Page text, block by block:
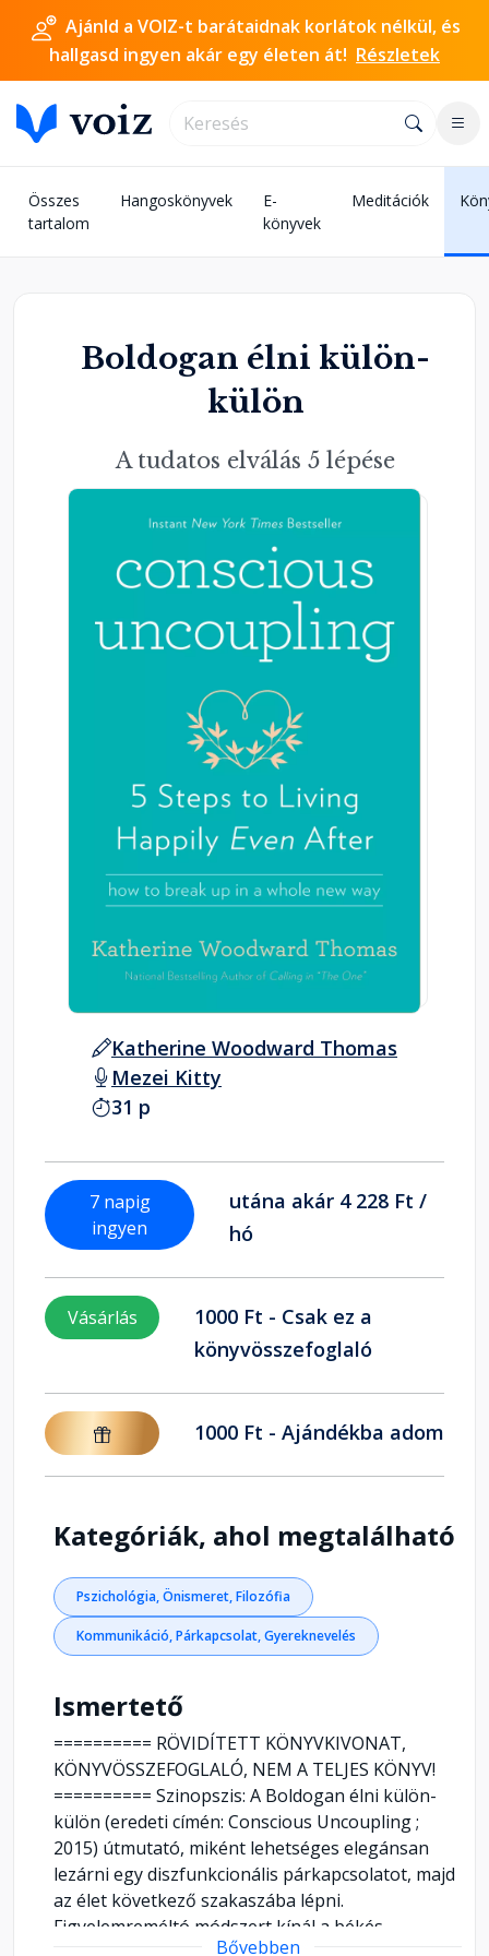
Ajánld a VOIZ-t barátaidnak korlátok nélkül, és
hallgasd ingyen akár egy életen át! Részletek
Összes
tartalom
Hangoskönyvek
E-
könyvek
Meditációk
Boldogan élni külön-
külön
A tudatos elválás 5 lépése
Katherine Woodward Thomas
Mezei Kitty
31 p
7 napig
ingyen
utána akár 4 228 Ft /
hó
Vásárlás
1000 Ft - Csak ez a
könyvösszefoglaló
1000 Ft - Ajándékba adom
Kategóriák, ahol megtalálható
Pszichológia, Önismeret, Filozófia
Kommunikáció, Párkapcsolat, Gyereknevelés
Ismertető
========== RÖVIDÍTETT KÖNYVKIVONAT,
KÖNYVÖSSZEFOGLALÓ, NEM A TELJES KÖNYV!
========== Szinopszis: A Boldogan élni külön-
külön (eredeti címén: Conscious Uncoupling ;
2015) útmutató, miként lehetséges elegánsan
lezárni egy diszfunkcionális párkapcsolatot, majd
az élet következő szakaszába lépni.
Figyelemreméltó módszert kínál a békés
Bővebben